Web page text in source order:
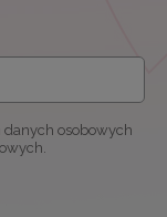
osobowych